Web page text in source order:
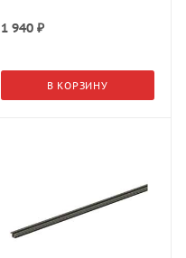
1 940₽
В КОРЗИНУ